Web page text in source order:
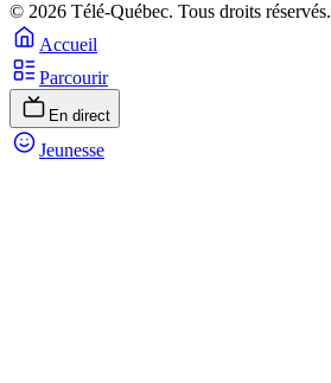
© 2026 Télé-Québec. Tous droits réservés.
Accueil
Parcourir
En direct
Jeunesse